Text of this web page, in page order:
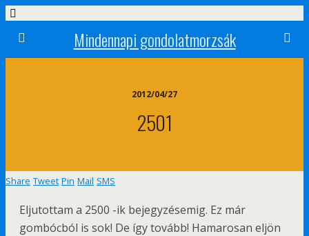
Mindennapi gondolatmorzsák
2012/04/27
2501
Share Tweet Pin Mail SMS
Eljutottam a 2500 -ik bejegyzésemig. Ez már
gombócból is sok! De így tovább! Hamarosan eljön